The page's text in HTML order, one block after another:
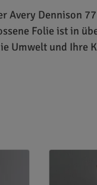
Avery Dennison
Folie ist in
Umwelt und Ihre
aus. Die in über
ist der
777 Cast